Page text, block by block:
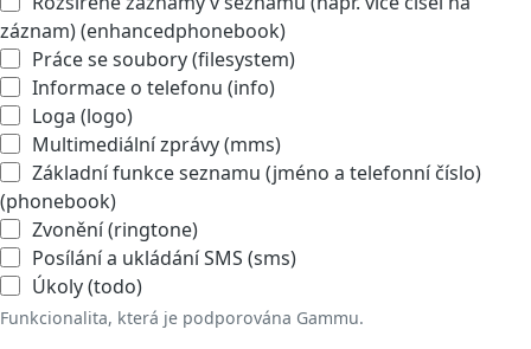
záznam) (enhancedphonebook)
Práce se soubory (filesystem)
Informace o telefonu (info)
Loga (logo)
Multimediální zprávy (mms)
Základní funkce seznamu (jméno a telefonní číslo)
(phonebook)
Zvonění (ringtone)
Posílání a ukládání SMS (sms)
Úkoly (todo)
Funkcionalita, která je podporována Gammu.